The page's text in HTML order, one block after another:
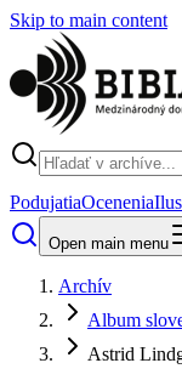
Skip to main content
PodujatiaOcenenia
Open main menu
Archív
Album
Astrid